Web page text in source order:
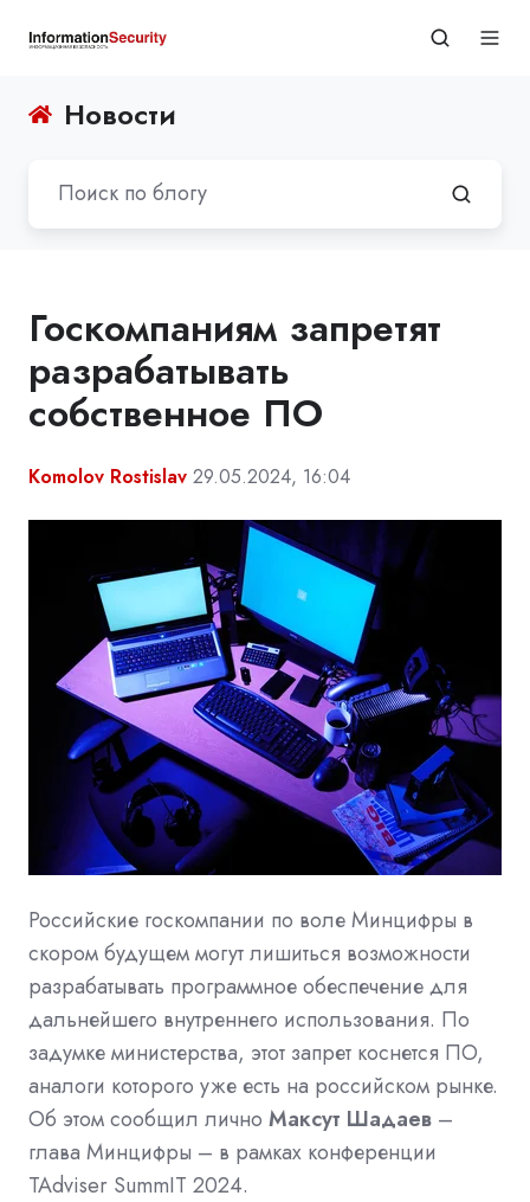
Новости
Госкомпаниям запретят
разрабатывать
собственное ПО
Komolov Rostislav 29.05.2024, 16:04
Российские госкомпании по волеМинцифры в
скором будущем могут лишиться возможности
разрабатывать программное обеспечение для
дальнейшего внутреннего использования. По
задумке министерства, этот запрет коснется ПО,
аналоги которого уже есть на российском рынке.
Об этом сообщил лично Максут Шадаев –
глава Минцифры – в рамках конференции
TAdviser SummIT 2024.